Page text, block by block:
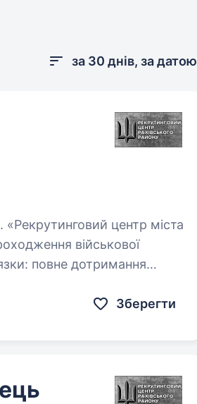
за 30 днів, за датою
військової
Зберегти